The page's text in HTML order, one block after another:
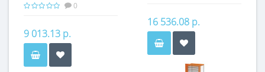
0
9 013.13 р.
16 536.08 р.